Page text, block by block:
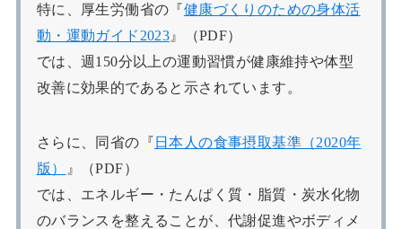
特に、厚生労働省の『健康づくりのための身体活
動・運動ガイド2023 』（PDF）
では、週150分以上の運動習慣が健康維持や体型
改善に効果的であると示されています。
さらに、同省の『 日本人の食事摂取基準（2020年
版）
』（PDF）
では、エネルギー・たんぱく質・脂質・炭水化物
のバランスを整えることが、代謝促進やボディメ